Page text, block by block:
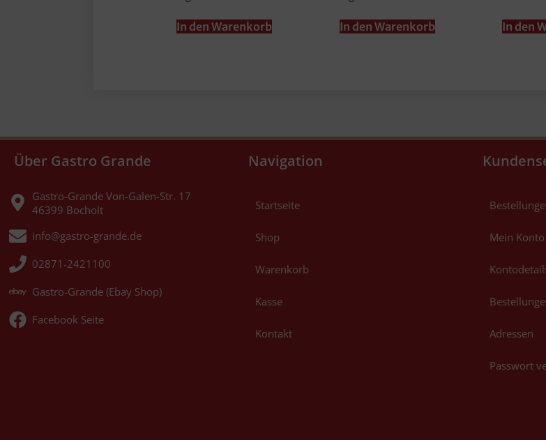
In den Warenkorb In den Warenkorb In den
Über Gastro Grande
Gastro-Grande Von-Galen-Str. 17
46399 Bocholt
info@gastro-grande.de
02871-2421100
Gastro-Grande (Ebay Shop)
Facebook Seite
Navigation
Startseite
Shop
Warenkorb
Kasse
Kontakt
Mein Konto
Adressen
Passwort